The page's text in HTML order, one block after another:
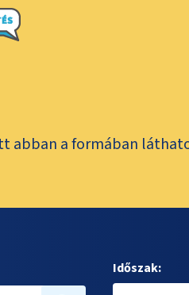
abban a formában
Időszak: